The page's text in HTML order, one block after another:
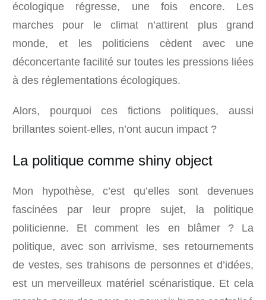
écologique régresse, une fois encore. Les
marches pour le climat n’attirent plus grand
monde, et les politiciens cèdent avec une
déconcertante facilité sur toutes les pressions liées
à des réglementations écologiques.
Alors, pourquoi ces fictions politiques, aussi
brillantes soient-elles, n’ont aucun impact ?
La politique comme shiny object
Mon hypothèse, c’est qu’elles sont devenues
fascinées par leur propre sujet, la politique
politicienne. Et comment les en blâmer ? La
politique, avec son arrivisme, ses retournements
de vestes, ses trahisons de personnes et d’idées,
est un merveilleux matériel scénaristique. Et cela